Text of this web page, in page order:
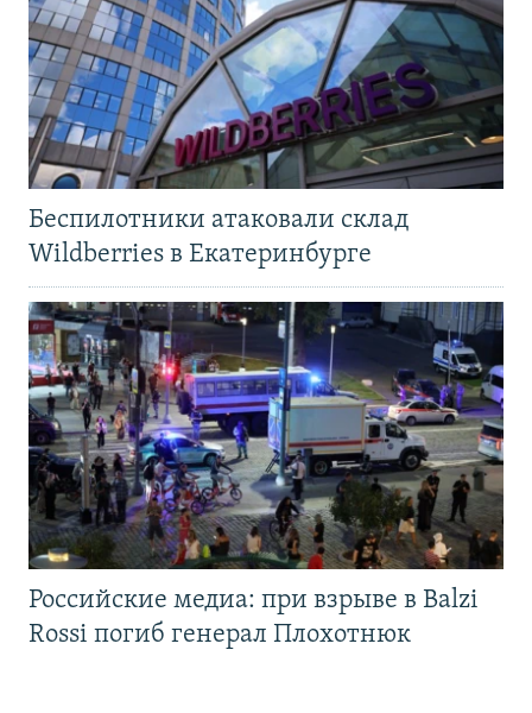
Беспилотники атаковали склад
Wildberries в Екатеринбурге
Российские медиа: при взрыве в Balzi
Rossi погиб генерал Плохотнюк